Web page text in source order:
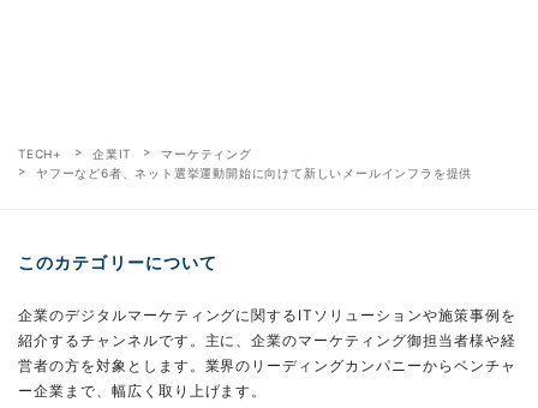
TECH+ 企業IT
マーケティング
ヤフーなど6者、ネット選挙運動開始に向けて新しいメールインフラを提供
このカテゴリーについて
企業のデジタルマーケティングに関するITソリューションや施策事例を
紹介するチャンネルです。主に、企業のマーケティング御担当者様や経
営者の方を対象とします。業界のリーディングカンパニーからベンチャ
ー企業まで、幅広く取り上げます。